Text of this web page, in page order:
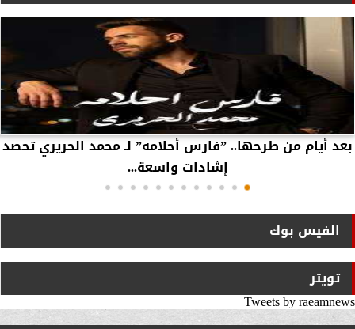
بعد أيام من طرحها.. ”فارس أحلامه” لـ محمد الحريري تحصد
إشادات واسعة...
الفيس بوك
تويتر
Tweets by raeamnews